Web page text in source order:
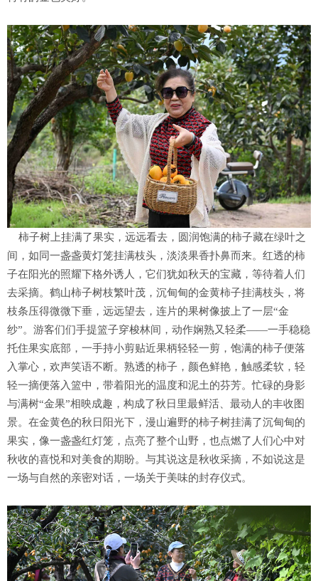
柿子树上挂满了果实，远远看去，圆润饱满的柿子藏在绿叶之
间，如同一盏盏黄灯笼挂满枝头，淡淡果香扑鼻而来。红透的柿
子在阳光的照耀下格外诱人，它们犹如秋天的宝藏，等待着人们
去采摘。鹤山柿子树枝繁叶茂，沉甸甸的金黄柿子挂满枝头，将
枝条压得微微下垂，远远望去，连片的果树像披上了一层“金
纱”。游客们们手提篮子穿梭林间，动作娴熟又轻柔——一手稳稳
托住果实底部，一手持小剪贴近果柄轻轻一剪，饱满的柿子便落
入掌心，欢声笑语不断。熟透的柿子，颜色鲜艳，触感柔软，轻
轻一摘便落入篮中，带着阳光的温度和泥土的芬芳。忙碌的身影
与满树“金果”相映成趣，构成了秋日里最鲜活、最动人的丰收图
景。在金黄色的秋日阳光下，漫山遍野的柿子树挂满了沉甸甸的
果实，像一盏盏红灯笼，点亮了整个山野，也点燃了人们心中对
秋收的喜悦和对美食的期盼。与其说这是秋收采摘，不如说这是
一场与自然的亲密对话，一场关于美味的封存仪式。